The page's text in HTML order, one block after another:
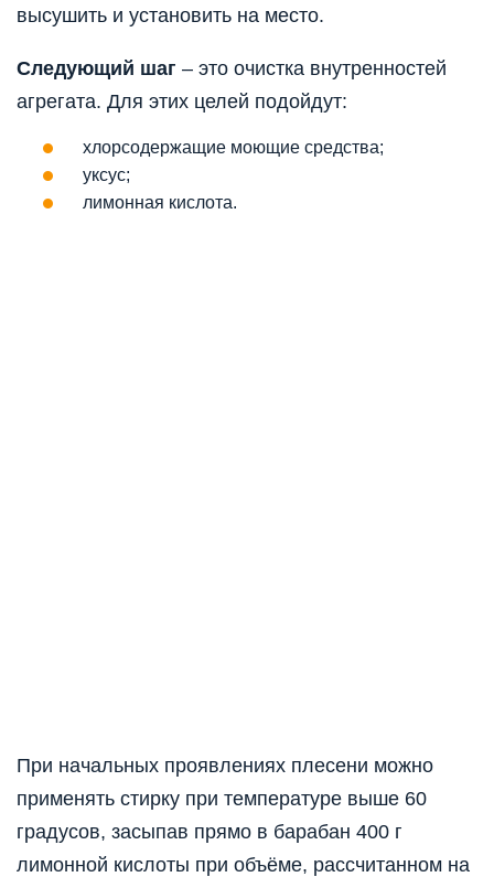
высушить и установить на место.
Следующий шаг – это очистка внутренностей
агрегата. Для этих целей подойдут:
хлорсодержащие моющие средства;
уксус;
лимонная кислота.
При начальных проявлениях плесени можно
применять стирку при температуре выше 60
градусов, засыпав прямо в барабан 400 г
лимонной кислоты при объёме, рассчитанном на